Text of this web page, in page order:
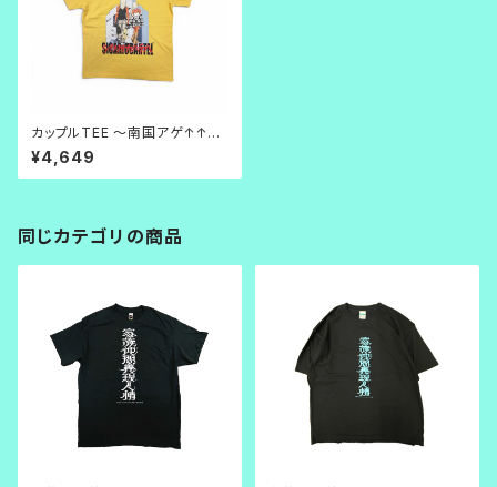
カップルTEE ～南国アゲ↑↑↑
バナナ～
¥4,649
同じカテゴリの商品